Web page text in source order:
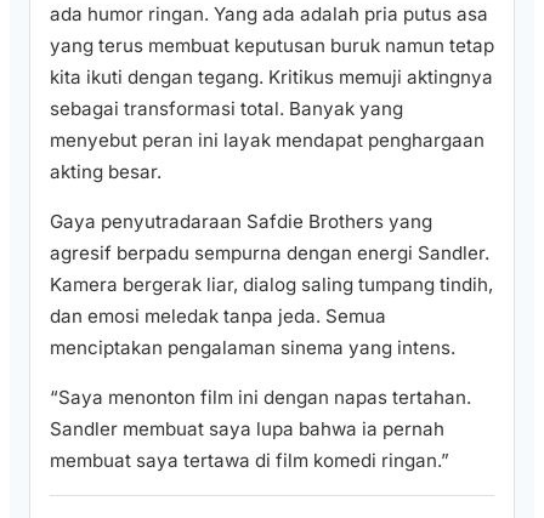
ada humor ringan. Yang ada adalah pria putus asa
yang terus membuat keputusan buruk namun tetap
kita ikuti dengan tegang. Kritikus memuji aktingnya
sebagai transformasi total. Banyak yang
menyebut peran ini layak mendapat penghargaan
akting besar.
Gaya penyutradaraan Safdie Brothers yang
agresif berpadu sempurna dengan energi Sandler.
Kamera bergerak liar, dialog saling tumpang tindih,
dan emosi meledak tanpa jeda. Semua
menciptakan pengalaman sinema yang intens.
“Saya menonton film ini dengan napas tertahan.
Sandler membuat saya lupa bahwa ia pernah
membuat saya tertawa di film komedi ringan.”